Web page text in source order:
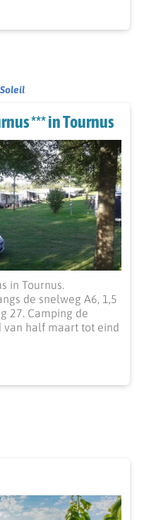
*** in Tournus
in Tournus.
de snelweg A6, 1,5
27. Camping de
van half maart tot eind